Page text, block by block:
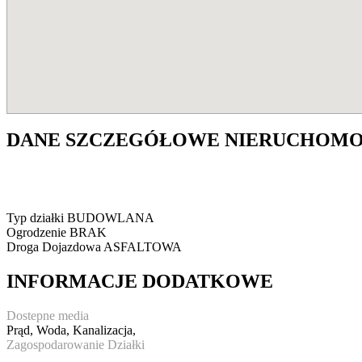
DANE SZCZEGÓŁOWE
Typ działki BUDOWLANA
Ogrodzenie BRAK
Droga Dojazdowa ASFALTOWA
INFORMACJE DODATKOWE
Dostepne media
Prąd, Woda, Kanalizacja,
Zagospodarowanie Działki